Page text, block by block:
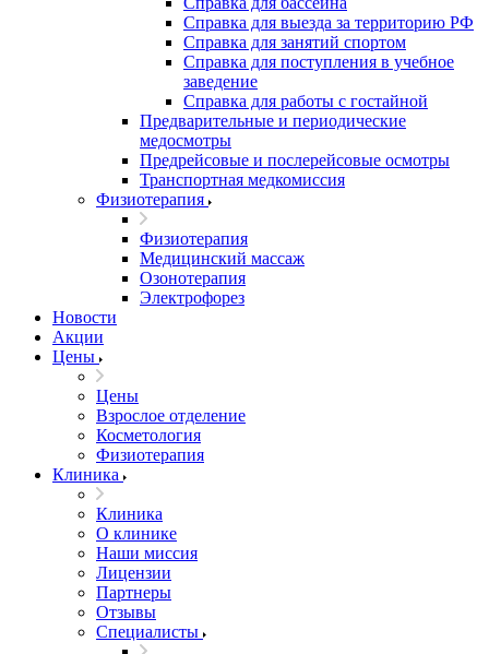
Справка для выезда за территорию РФ
Справка для занятий спортом
Справка для поступления в учебное
заведение
Справка для работы с гостайной
Предварительные и периодические
медосмотры
Предрейсовые и послерейсовые осмотры
Транспортная медкомиссия
Физиотерапия
Физиотерапия
Медицинский массаж
Озонотерапия
Электрофорез
Новости
Акции
Цены
Цены
Взрослое отделение
Косметология
Физиотерапия
Клиника
Клиника
О клинике
Наши миссия
Лицензии
Партнеры
Отзывы
Специалисты